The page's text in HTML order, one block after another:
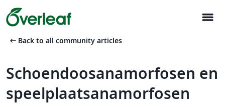
menu
arrow_left_alt Back to all community articles
Schoendoosanamorfosen en
speelplaatsanamorfosen